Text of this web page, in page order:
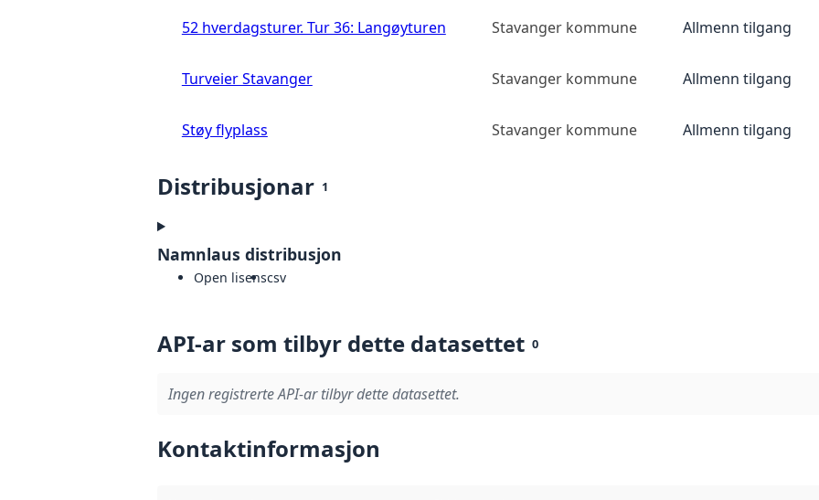
52 hverdagsturer. Tur 36: Langøyturen Stavanger kommune Allmenn tilgang
Turveier Stavanger Stavanger kommune Allmenn tilgang
Støy flyplass Stavanger kommune Allmenn tilgang
Distribusjonar 1
Namnlaus distribusjon
Open lisenscsv
API-ar som tilbyr dette datasettet 0
Ingen registrerte API-ar tilbyr dette datasettet.
Kontaktinformasjon